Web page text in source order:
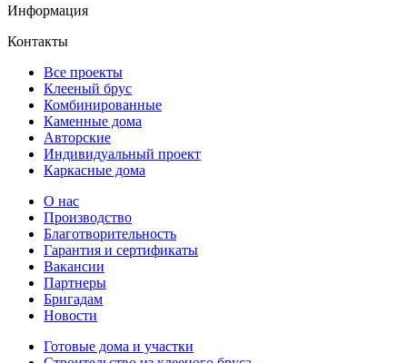
Информация
Контакты
Все проекты
Клееный брус
Комбинированные
Каменные дома
Авторские
Индивидуальный проект
Каркасные дома
О нас
Производство
Благотворительность
Гарантия и сертификаты
Вакансии
Партнеры
Бригадам
Новости
Готовые дома и участки